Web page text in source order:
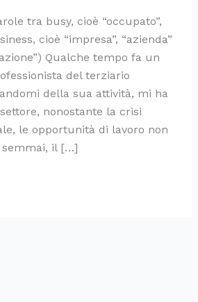
tra busy, cioè “occupato”,
cioè “impresa”, “azienda”
Qualche tempo fa un
del terziario
della sua attività, mi ha
nonostante la crisi
le opportunità di lavoro non
semmai, il […]